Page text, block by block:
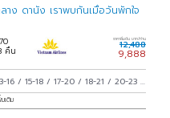
าง ดานัง เราพบกันเมื่อวันพักใจ
คืน
ราคาเริ่มต้น บาท/ท่าน
12,488
9,888
16/15-18/17-20/18-21/20-23/
24-27
เติม